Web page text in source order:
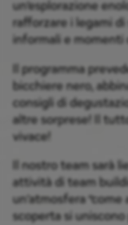
un’esplorazione
rafforzare i legami
informali e momenti
Il programma
bicchiere nero,
consigli di
altre sorprese! Il
vivace!
Il nostro team sarà
attività di team
un’atmosfera “come
scoperta si